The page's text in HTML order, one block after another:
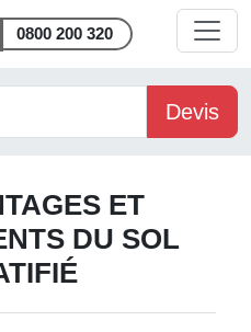
0800 200 320
Devis
ET
DU SOL